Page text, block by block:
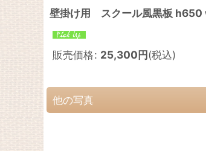
壁掛け用 スクール風黒板
販売価格: 25,300円(税込)
他の写真